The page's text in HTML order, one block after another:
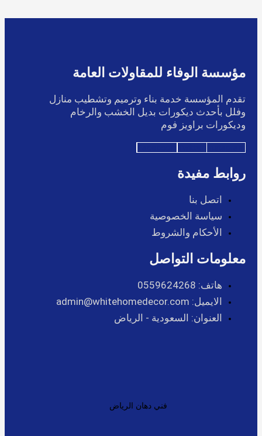
مؤسسة الوفاء للمقاولات العامة
تقدم المؤسسة خدمة بناء وترميم وتشطيب منازل
وفلل بأحدث ديكورات بديل الخشب والرخام
وديكورات براويز فوم
روابط مفيدة
اتصل بنا
سياسة الخصوصية
الأحكام والشروط
معلومات التواصل
هاتف: 0559624268
الايميل: admin@whitehomedecor.com
العنوان: السعودية - الرياض
فني دهان الرياض